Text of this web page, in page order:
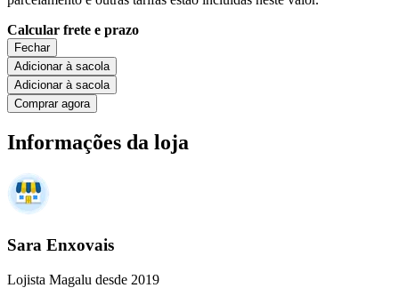
Calcular frete e prazo
Fechar
Adicionar à sacola
Adicionar à sacola
Comprar agora
Informações da loja
Sara Enxovais
Lojista Magalu desde 2019